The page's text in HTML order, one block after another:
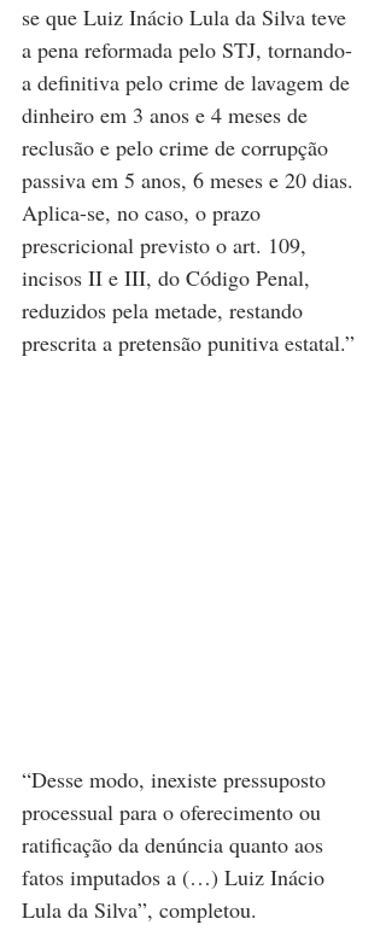
se que Luiz Inácio Lula da Silva teve
a pena reformada pelo STJ, tornando-
a definitiva pelo crime de lavagem de
dinheiro em 3 anos e 4 meses de
reclusão e pelo crime de corrupção
passiva em 5 anos, 6 meses e 20 dias.
Aplica-se, no caso, o prazo
prescricional previsto o art. 109,
incisos II e III, do Código Penal,
reduzidos pela metade, restando
prescrita a pretensão punitiva estatal.”
“Desse modo, inexiste pressuposto
processual para o oferecimento ou
ratificação da denúncia quanto aos
fatos imputados a (…) Luiz Inácio
Lula da Silva”, completou.